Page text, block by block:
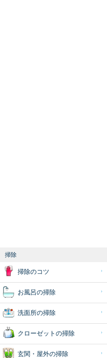
掃除
掃除のコツ
お風呂の掃除
洗面所の掃除
クローゼットの掃除
玄関・屋外の掃除